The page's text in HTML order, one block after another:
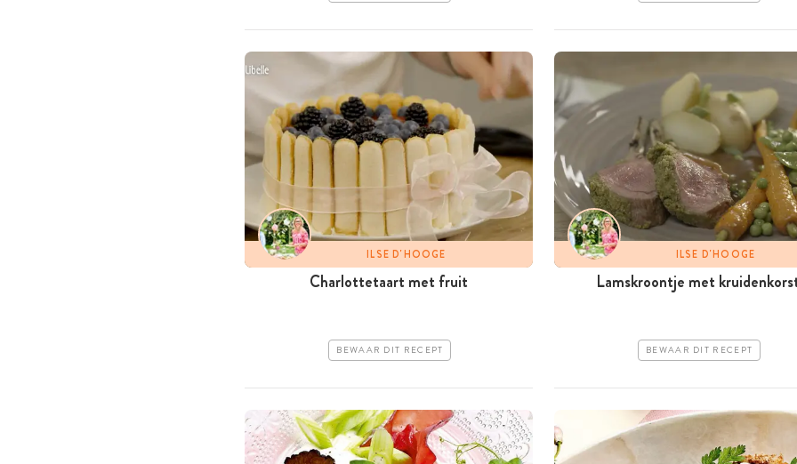
ILSE D'HOOGE
Charlottetaart met fruit
BEWAAR DIT RECEPT
ILSE D'HOOGE
Lamskroontje met
BEWAAR DIT RECEPT